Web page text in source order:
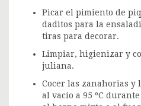
Picar el pimiento de
daditos para la
tiras para decorar.
Limpiar, higienizar y
juliana.
Cocer las zanahorias y
al vacío a 95 ºC